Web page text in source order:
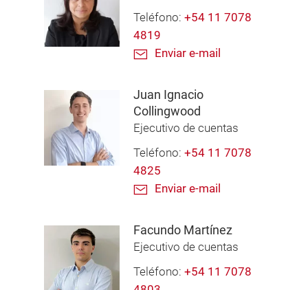
Teléfono: +54 11 7078
4819
Enviar e-mail
Juan Ignacio
Collingwood
Ejecutivo de cuentas
Teléfono: +54 11 7078
4825
Enviar e-mail
Facundo Martínez
Ejecutivo de cuentas
Teléfono: +54 11 7078